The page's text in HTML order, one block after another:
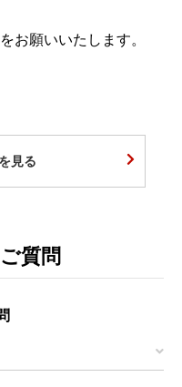
お願いいたします。
見る
質問